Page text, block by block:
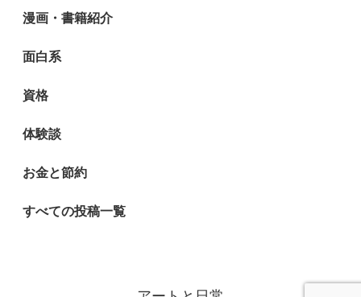
漫画・書籍紹介
面白系
資格
体験談
お金と節約
すべての投稿一覧